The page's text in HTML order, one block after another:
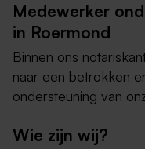
Medewerker
in Roermond
Binnen ons
naar een betrokken
ondersteuning van
Wie zijn wij?